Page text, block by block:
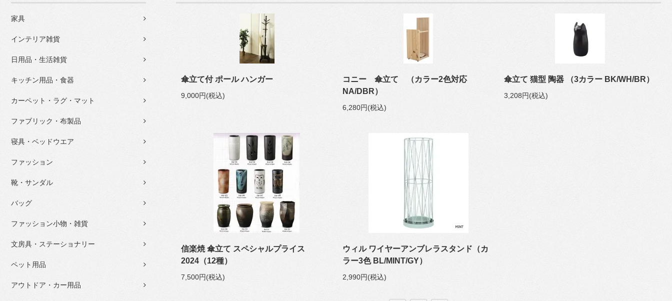
家具
インテリア雑貨
日用品・生活雑貨
キッチン用品・食器
カーペット・ラグ・マット
ファブリック・布製品
寝具・ベッドウエア
ファッション
靴・サンダル
バッグ
ファッション小物・雑貨
文房具・ステーショナリー
ペット用品
アウトドア・カー用品
傘立て付 ポール ハンガー
9,000円(税込)
コニー 傘立て （カラー2色対応
NA/DBR）
6,280円(税込)
傘立て 猫型 陶器 （3カラー BK/WH/BR）
3,208円(税込)
信楽焼 傘立て スペシャルプライス
2024（12種）
7,500円(税込)
ウィル ワイヤーアンブレラスタンド（カ
ラー3色 BL/MINT/GY）
2,990円(税込)